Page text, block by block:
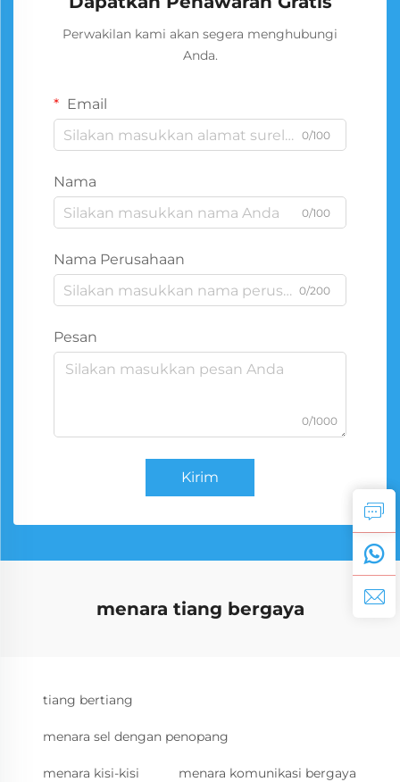
Perwakilan kami akan segera menghubungi
Anda.
Email
0/100
Nama
0/100
Nama Perusahaan
0/200
Pesan
0/1000
Kirim
menara tiang bergaya
tiang bertiang
menara sel dengan penopang
menara kisi-kisi menara komunikasi bergaya